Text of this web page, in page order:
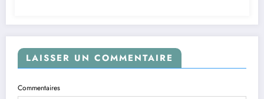
LAISSER UN COMMENTAIRE
Commentaires